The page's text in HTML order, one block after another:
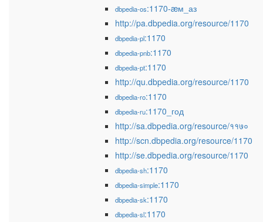
dbpedia-os:1170-æм_аз
http://pa.dbpedia.org/resource/1170
dbpedia-pl:1170
dbpedia-pnb:1170
dbpedia-pt:1170
http://qu.dbpedia.org/resource/1170
dbpedia-ro:1170
dbpedia-ru:1170_год
http://sa.dbpedia.org/resource/११७०
http://scn.dbpedia.org/resource/1170
http://se.dbpedia.org/resource/1170
dbpedia-sh:1170
dbpedia-simple:1170
dbpedia-sk:1170
dbpedia-sl:1170